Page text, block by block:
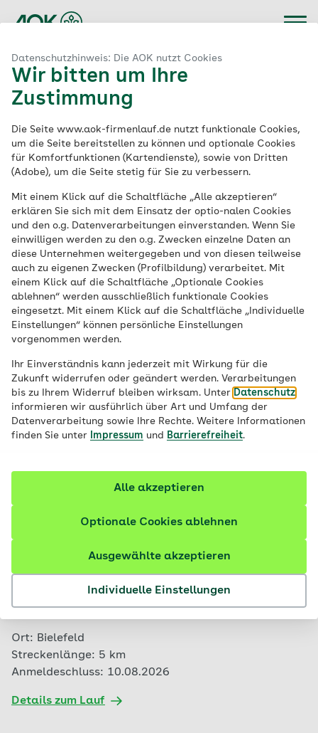
Datenschutzhinweis: Die AOK nutzt Cookies
Wir bitten um Ihre
Zustimmung
Die Seite www.aok-firmenlauf.de nutzt funktionale Cookies,
um die Seite bereitstellen zu können und optionale Cookies
für Komfortfunktionen (Kartendienste), sowie von Dritten
(Adobe), um die Seite stetig für Sie zu verbessern.
Mit einem Klick auf die Schaltfläche „Alle akzeptieren“
erklären Sie sich mit dem Einsatz der optio-nalen Cookies
und den o.g. Datenverarbeitungen einverstanden. Wenn Sie
einwilligen werden zu den o.g. Zwecken einzelne Daten an
diese Unternehmen weitergegeben und von diesen teilweise
auch zu eigenen Zwecken (Profilbildung) verarbeitet. Mit
einem Klick auf die Schaltfläche „Optionale Cookies
ablehnen“ werden ausschließlich funktionale Cookies
eingesetzt. Mit einem Klick auf die Schaltfläche „Individuelle
Einstellungen“ können persönliche Einstellungen
vorgenommen werden.
Ihr Einverständnis kann jederzeit mit Wirkung für die
Zukunft widerrufen oder geändert werden. Verarbeitungen
bis zu Ihrem Widerruf bleiben wirksam. Unter Datenschutz
informieren wir ausführlich über Art und Umfang der
Datenverarbeitung sowie Ihre Rechte. Weitere Informationen
finden Sie unter
Impressum und Barrierefreiheit.
Individuelle Einstellungen
Ausgewählte akzeptieren
Optionale Cookies ablehnen
Alle akzeptieren
AOK-Firmenläufe
Bildergalerie
Tipps & Tools
Gebärdensprache
Leichte Sprache
AOK-Firmenläufe
Unsere Firmenläufe
auf einen Blick
Von Kiel bis Siegen – wir bringen Bewegung in Ihre
Stadt veranstalten gemeinsam mit unseren Partnern
in Westfalen-Lippe und Schleswig-Holstein auch in
diesem Jahr wieder viele AOK-Firmenläufe. Alle
Termine finden Sie hier:
Kartenansicht
Mittwoch, 26. August 2026, 19:00 Uhr
AOK-Firmenlauf Bielefeld
Ort: Bielefeld
Streckenlänge: 5 km
Anmeldeschluss: 10.08.2026
Details zum Lauf